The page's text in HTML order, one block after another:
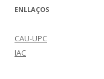
ENLLAÇOS
CAU-UPC
IAC